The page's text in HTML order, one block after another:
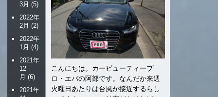
こんにちは。カービューティープ
ロ・エバの阿部です。なんだか来週
火曜日あたりは台風が接近するらし
3月 (5)
2022年
2月 (2)
2022年
1月 (4)
2021年
12
月 (6)
2021年